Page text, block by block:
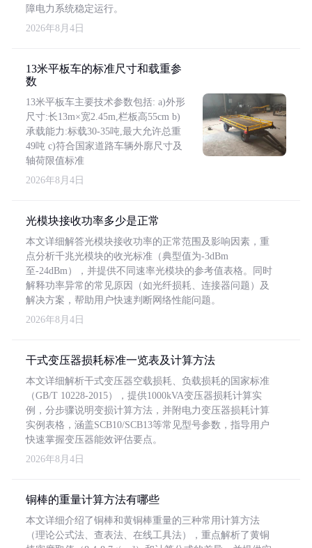
障电力系统稳定运行。
2026年8月4日
13米平板车的标准尺寸和载重参
数
13米平板车主要技术参数包括: a)外形
尺寸:长13m×宽2.45m,栏板高55cm b)
承载能力:标载30-35吨,最大允许总重
49吨 c)符合国家道路车辆外廓尺寸及
轴荷限值标准
2026年8月4日
光模块接收功率多少是正常
本文详细解答光模块接收功率的正常范围及影响因素，重
点分析千兆光模块的收光标准（典型值为-3dBm
至-24dBm），并提供不同速率光模块的参考值表格。同时
解释功率异常的常见原因（如光纤损耗、连接器问题）及
解决方案，帮助用户快速判断网络性能问题。
2026年8月4日
干式变压器损耗标准一览表及计算方法
本文详细解析干式变压器空载损耗、负载损耗的国家标准
（GB/T 10228-2015），提供1000kVA变压器损耗计算实
例，分步骤说明变损计算方法，并附电力变压器损耗计算
实例表格，涵盖SCB10/SCB13等常见型号参数，指导用户
快速掌握变压器能效评估要点。
2026年8月4日
铜棒的重量计算方法有哪些
本文详细介绍了铜棒和黄铜棒重量的三种常用计算方法
（理论公式法、查表法、在线工具法），重点解析了黄铜